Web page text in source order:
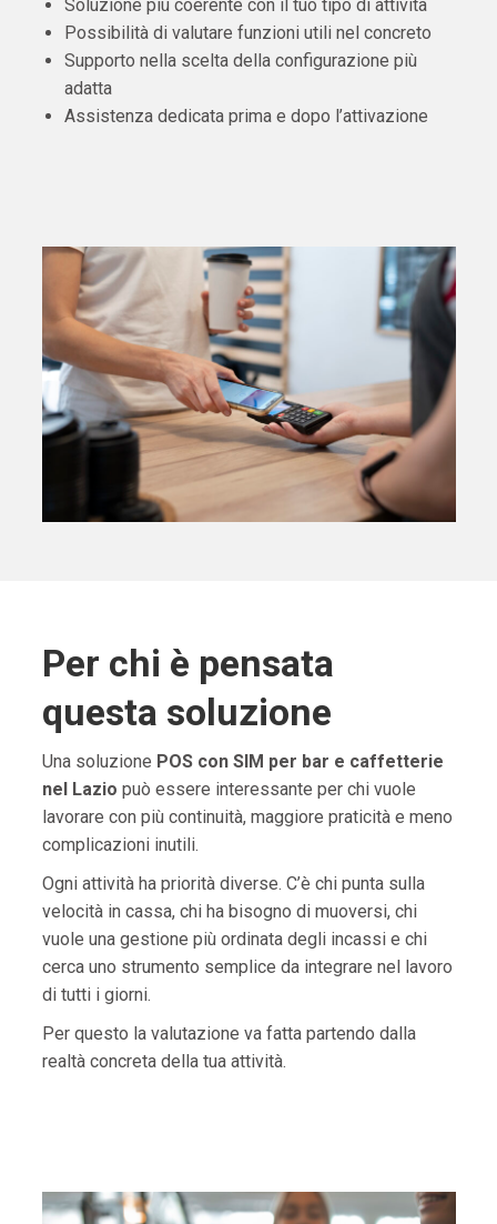
Soluzione più coerente con il tuo tipo di attività
Possibilità di valutare funzioni utili nel concreto
Supporto nella scelta della configurazione più
adatta
Assistenza dedicata prima e dopo l’attivazione
Per chi è pensata
questa soluzione
Una soluzione POS con SIM per bar e caffetterie
nel Lazio può essere interessante per chi vuole
lavorare con più continuità, maggiore praticità e meno
complicazioni inutili.
Ogni attività ha priorità diverse. C’è chi punta sulla
velocità in cassa, chi ha bisogno di muoversi, chi
vuole una gestione più ordinata degli incassi e chi
cerca uno strumento semplice da integrare nel lavoro
di tutti i giorni.
Per questo la valutazione va fatta partendo dalla
realtà concreta della tua attività.